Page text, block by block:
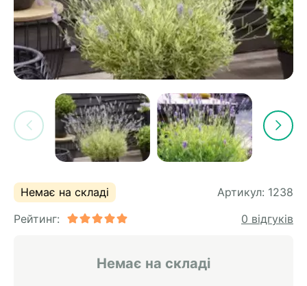
Немає на складі Артикул: 1238
Рейтинг:
0 відгуків
Немає на складі